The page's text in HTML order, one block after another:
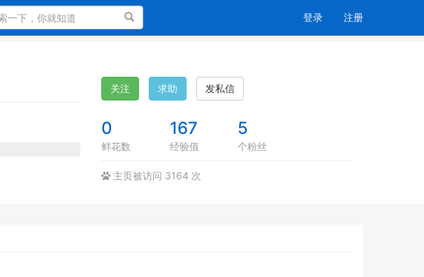
搜索 登录 注册
关注 求助 发私信
0
鲜花数
167
经验值
5
个粉丝
主页被访问 3164 次